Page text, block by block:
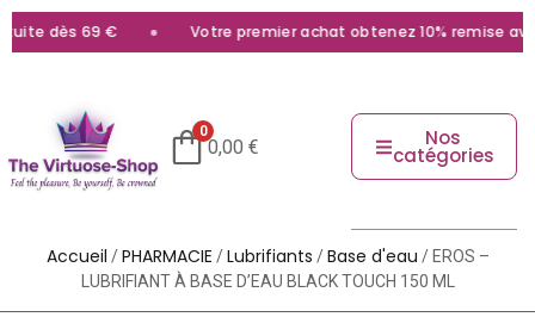
dès 69 € Votre premier achat obtenez 10% remise avec
0
0,00 € Nos
catégories
Accueil /PHARMACIE /Lubrifiants /Base d'eau / EROS –
LUBRIFIANT À BASE D’EAU BLACK TOUCH 150 ML